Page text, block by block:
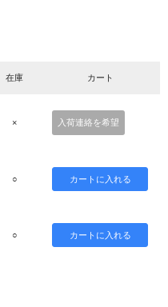
在庫 カート
× 入荷連絡を希望
○
○